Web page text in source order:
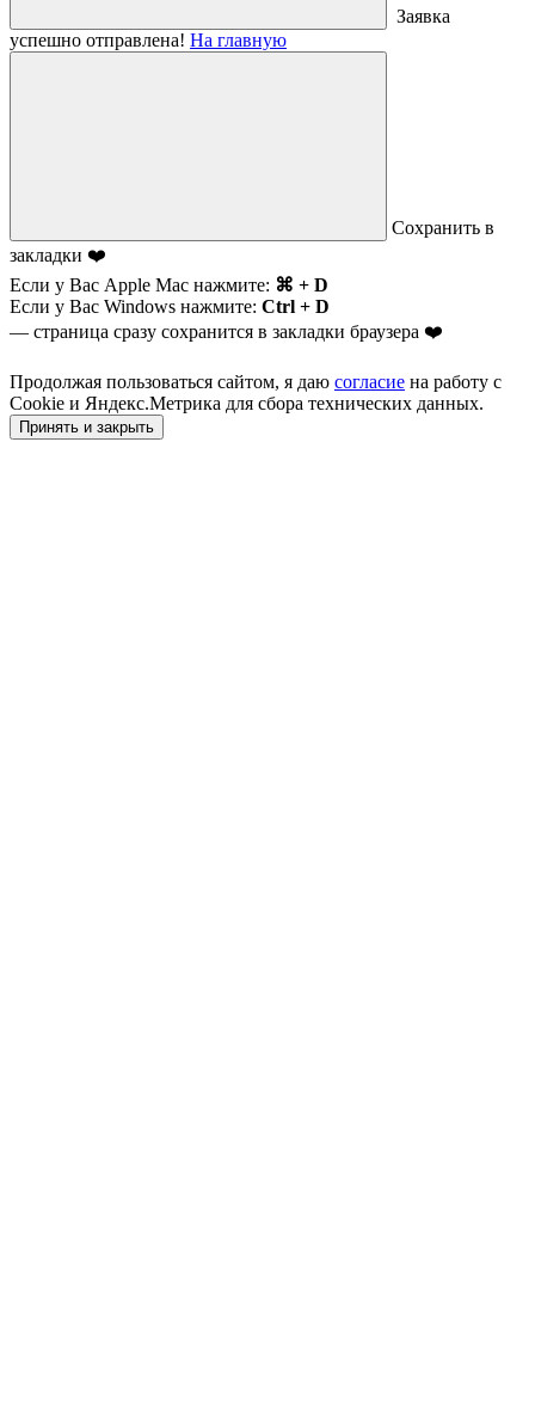
Заявка
успешно отправлена! На главную
Сохранить в
закладки ❤️
Если у Вас Apple Mac нажмите: ⌘ + D
Если у Вас Windows нажмите: Ctrl + D
— страница сразу сохранится в закладки браузера ❤️
Продолжая пользоваться сайтом, я даю согласие на работу с
Cookie и Яндекс.Метрика для сбора технических данных.
Принять и закрыть